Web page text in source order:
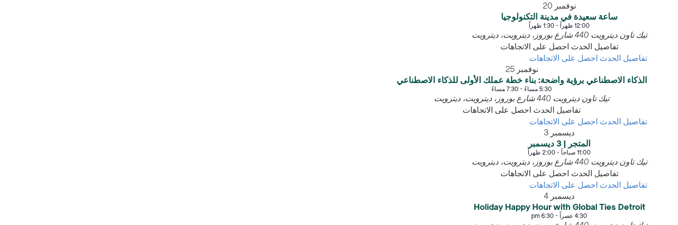
نوفمبر 20
ساعة سعيدة في مدينة التكنولوجيا
12:00 ظهراً -1:30 ظهراً
تيك تاون ديترويت 440 شارع بوروز، ديترويت، ديترويت
تفاصيل الحدث احصل على الاتجاهات
تفاصيل الحدث احصل على الاتجاهات
نوفمبر 25
الذكاء الاصطناعي برؤية واضحة: بناء خطة عملك الأولى للذكاء الاصطناعي
5:30 مساءً -7:30 مساءً
تيك تاون ديترويت 440 شارع بوروز، ديترويت، ديترويت
تفاصيل الحدث احصل على الاتجاهات
تفاصيل الحدث احصل على الاتجاهات
ديسمبر 3
المتجر | 3 ديسمبر
11:00 صباحاً -2:00 ظهراً
تيك تاون ديترويت 440 شارع بوروز، ديترويت، ديترويت
تفاصيل الحدث احصل على الاتجاهات
تفاصيل الحدث احصل على الاتجاهات
ديسمبر 4
Holiday Happy Hour with Global Ties Detroit
4:30 عصراً -
6:30 pm